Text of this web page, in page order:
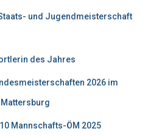
und Jugendmeisterschaft
des Jahres
2026 im
Mannschafts-ÖM 2025